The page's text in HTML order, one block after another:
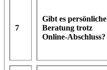
7
Gibt es persönliche
Beratung trotz
Online‑Abschluss?